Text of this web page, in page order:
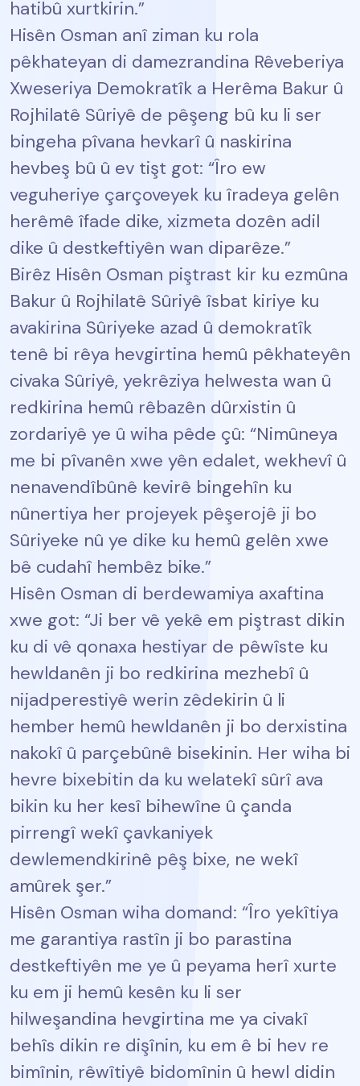
hatibû xurtkirin.”
Hisên Osman anî ziman ku rola
pêkhateyan di damezrandina Rêveberiya
Xweseriya Demokratîk a Herêma Bakur û
Rojhilatê Sûriyê de pêşeng bû ku li ser
bingeha pîvana hevkarî û naskirina
hevbeş bû û ev tişt got: “Îro ew
veguheriye çarçoveyek ku îradeya gelên
herêmê îfade dike, xizmeta dozên adil
dike û destkeftiyên wan diparêze.”
Birêz Hisên Osman piştrast kir ku ezmûna
Bakur û Rojhilatê Sûriyê îsbat kiriye ku
avakirina Sûriyeke azad û demokratîk
tenê bi rêya hevgirtina hemû pêkhateyên
civaka Sûriyê, yekrêziya helwesta wan û
redkirina hemû rêbazên dûrxistin û
zordariyê ye û wiha pêde çû: “Nimûneya
me bi pîvanên xwe yên edalet, wekhevî û
nenavendîbûnê kevirê bingehîn ku
nûnertiya her projeyek pêşerojê ji bo
Sûriyeke nû ye dike ku hemû gelên xwe
bê cudahî hembêz bike.”
Hisên Osman di berdewamiya axaftina
xwe got: “Ji ber vê yekê em piştrast dikin
ku di vê qonaxa hestiyar de pêwîste ku
hewldanên ji bo redkirina mezhebî û
nijadperestiyê werin zêdekirin û li
hember hemû hewldanên ji bo derxistina
nakokî û parçebûnê bisekinin. Her wiha bi
hevre bixebitin da ku welatekî sûrî ava
bikin ku her kesî bihewîne û çanda
pirrengî wekî çavkaniyek
dewlemendkirinê pêş bixe, ne wekî
amûrek şer.”
Hisên Osman wiha domand: “Îro yekîtiya
me garantiya rastîn ji bo parastina
destkeftiyên me ye û peyama herî xurte
ku em ji hemû kesên ku li ser
hilweşandina hevgirtina me ya civakî
behîs dikin re dişînin, ku em ê bi hev re
bimînin, rêwîtiyê bidomînin û hewl didin